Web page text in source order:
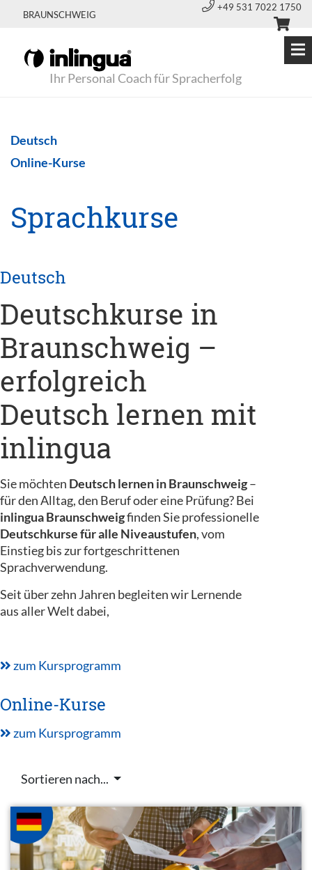
BRAUNSCHWEIG
+49 531 7022 1750
Ihr Personal Coach für Spracherfolg
Deutsch
Online-Kurse
Sprachkurse
Deutsch
Deutschkurse in
Braunschweig –
erfolgreich
Deutsch lernen mit
inlingua
Sie möchten Deutsch lernen in Braunschweig–
für den Alltag, den Beruf oder eine Prüfung? Bei
inlingua Braunschweigfinden Sie professionelle
Deutschkurse für alle Niveaustufen, vom
Einstieg bis zur fortgeschrittenen
Sprachverwendung.
Seit über zehn Jahren begleiten wir Lernende
aus aller Welt dabei,
zum Kursprogramm
Online-Kurse
zum Kursprogramm
Sortieren nach...